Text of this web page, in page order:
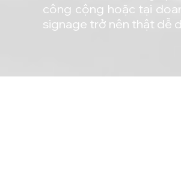
công cộng hoặc tại
signage trở nên thật dễ